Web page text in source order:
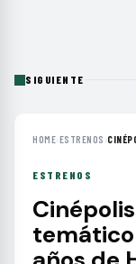
SIGUIENTE
HOME›ESTRENOS ›
ESTRENOS